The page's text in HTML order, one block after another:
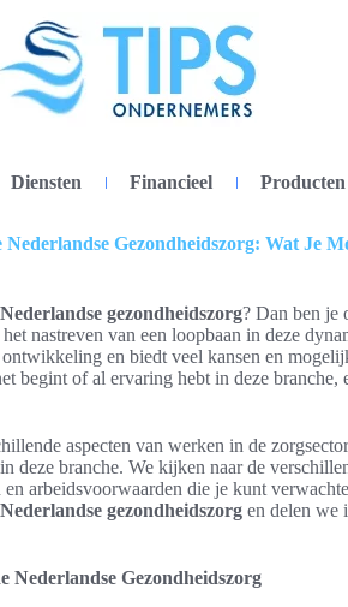
Diensten Financieel Producten
Gezondheidszorg: Wat Je
gezondheidszorg? Dan ben je
nastreven van een loopbaan in deze
en biedt veel kansen en
begint of al ervaring hebt in deze branche,
aspecten van werken in de
deze branche. We kijken naar de
en arbeidsvoorwaarden die je kunt
gezondheidszorg en delen we
Nederlandse Gezondheidszorg